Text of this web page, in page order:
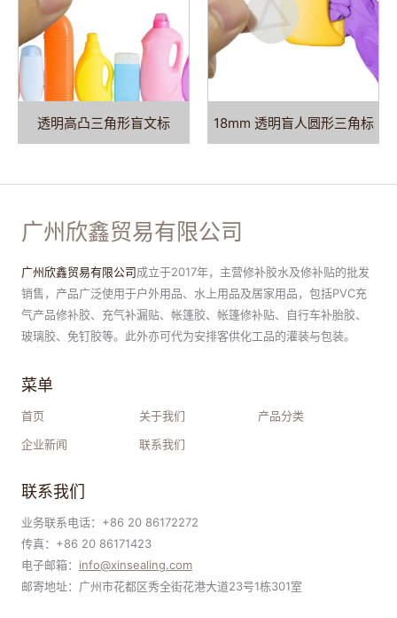
透明高凸三角形盲文标 18mm 透明盲人圆形三角标
广州欣鑫贸易有限公司
广州欣鑫贸易有限公司成立于2017年，主营修补胶水及修补贴的批发
销售，产品广泛使用于户外用品、水上用品及居家用品，包括PVC充
气产品修补胶、充气补漏贴、帐篷胶、帐篷修补贴、自行车补胎胶、
玻璃胶、免钉胶等。此外亦可代为安排客供化工品的灌装与包装。
菜单
首页 关于我们
产品分类
企业新闻
联系我们
联系我们
业务联系电话：+86 20 86172272
传真：+86 20 86171423
电子邮箱： info@xinsealing.com
邮寄地址：广州市花都区秀全街花港大道23号1栋301室